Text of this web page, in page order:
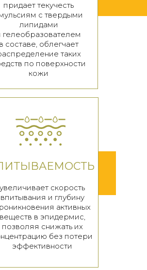
придает текучесть
с твердыми
липидами
гелеобразователем
в составе, облегчает
таких
по поверхности
кожи
увеличивает скорость
впитывания и глубину
активных
веществ в эпидермис,
позволяя снижать их
без потери
эффективности